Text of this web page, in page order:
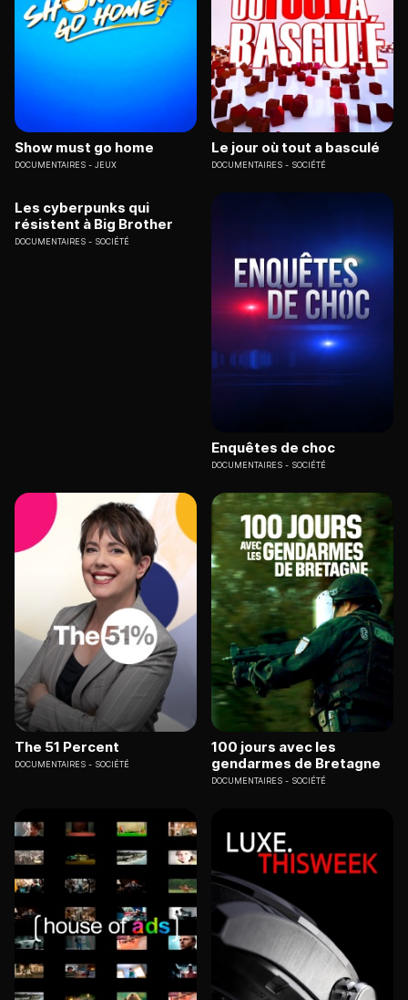
Show must go home
DOCUMENTAIRES JEUX
Le jour où tout a basculé
DOCUMENTAIRES SOCIÉTÉ
Les cyberpunks qui
résistent à Big Brother
DOCUMENTAIRES SOCIÉTÉ
Enquêtes de choc
DOCUMENTAIRES SOCIÉTÉ
The 51 Percent
DOCUMENTAIRES SOCIÉTÉ
100 jours avec les
gendarmes de Bretagne
DOCUMENTAIRES SOCIÉTÉ